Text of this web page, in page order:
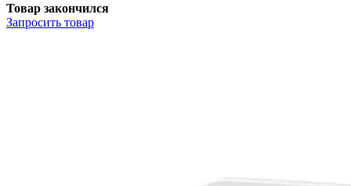
Товар закончился
Запросить товар